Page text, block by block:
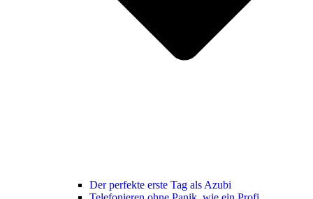
Der perfekte erste Tag als Azubi